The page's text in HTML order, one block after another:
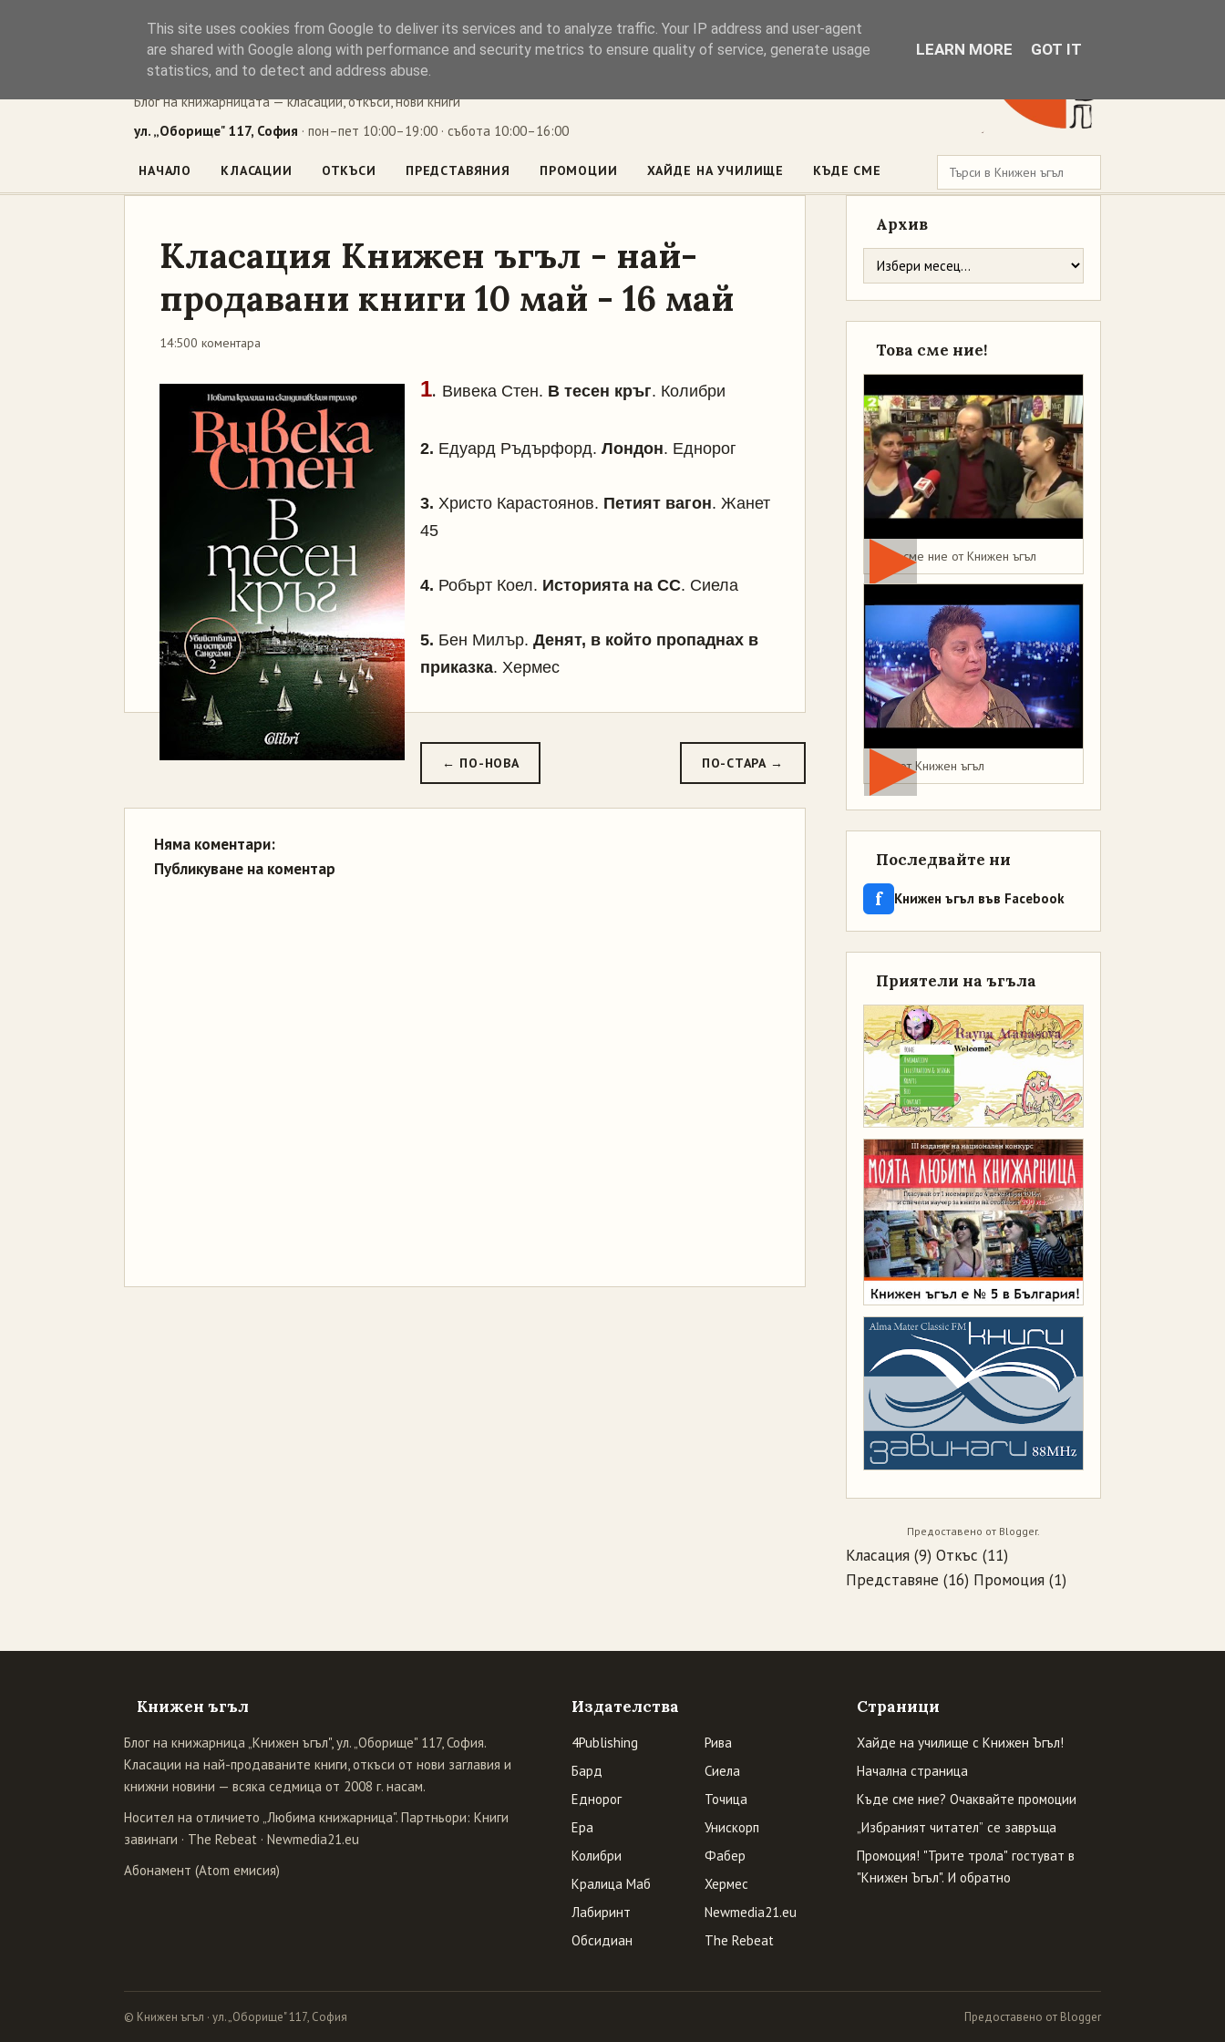
Книжен ъгъл
Блог на книжарницата — класации, откъси, нови книги
ул. „Оборище" 117, София · пон–пет 10:00–19:00 · събота 10:00–16:00
НАЧАЛО КЛАСАЦИИ ОТКЪСИ ПРЕДСТАВЯНИЯ ПРОМОЦИИ ХАЙДЕ НА УЧИЛИЩЕ КЪДЕ СМЕ
Класация Книжен ъгъл - най-
продавани книги 10 май - 16 май
14:500 коментара
1. Вивека Стен. В тесен кръг. Колибри
2. Едуард Ръдърфорд. Лондон. Еднорог
3. Христо Карастоянов. Петият вагон. Жанет
45
4. Робърт Коел. Историята на СС. Сиела
5. Бен Милър. Денят, в който пропаднах в
приказка. Хермес
← ПО-НОВА ПО-СТАРА →
Няма коментари:
Публикуване на коментар
Архив
Това сме ние!
Това сме ние от Книжен ъгъл
Мая от Книжен ъгъл
Последвайте ни
f Книжен ъгъл във Facebook
Приятели на ъгъла
Предоставено от Blogger.
Класация (9) Откъс (11)
Представяне (16) Промоция (1)
Книжен ъгъл
Блог на книжарница „Книжен ъгъл", ул. „Оборище" 117, София.
Класации на най-продаваните книги, откъси от нови заглавия и
книжни новини — всяка седмица от 2008 г. насам.
Носител на отличието „Любима книжарница". Партньори: Книги
завинаги · The Rebeat · Newmedia21.eu
Абонамент (Atom емисия)
Издателства
4Publishing
Бард
Еднорог
Ера
Колибри
Кралица Маб
Лабиринт
Обсидиан
Рива
Сиела
Точица
Унискорп
Фабер
Хермес
Newmedia21.eu
The Rebeat
Страници
Хайде на училище с Книжен Ъгъл!
Начална страница
Къде сме ние? Очаквайте промоции
„Избраният читател” се завръща
Промоция! "Трите трола" гостуват в
"Книжен Ъгъл". И обратно
© Книжен ъгъл · ул. „Оборище" 117, София Предоставено от Blogger
This site uses cookies from Google to deliver its services and to analyze traffic. Your IP address and user-agent
are shared with Google along with performance and security metrics to ensure quality of service, generate usage
statistics, and to detect and address abuse.
LEARN MORE GOT IT